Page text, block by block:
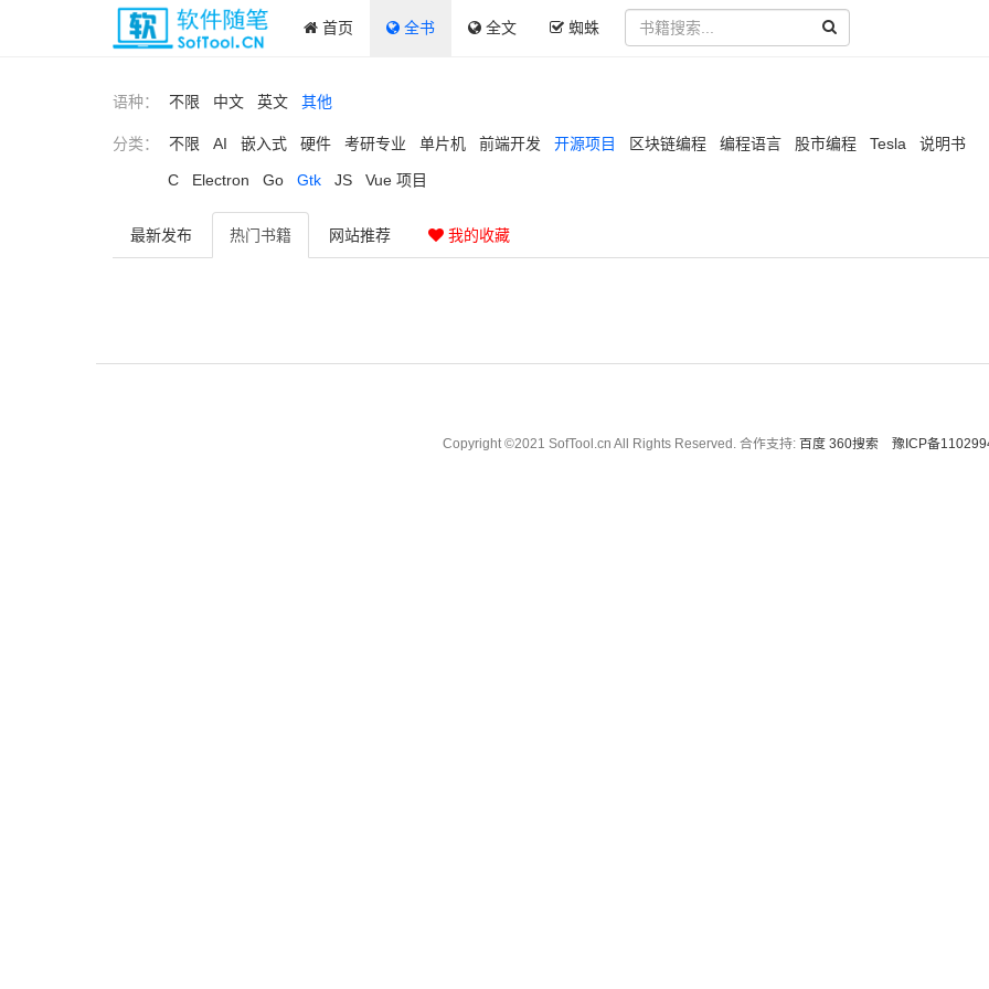
首页 全书 全文 蜘蛛
语种： 不限 中文 英文 其他
分类： 不限 AI 嵌入式 硬件 考研专业 单片机 前端开发 开源项目 区块链编程 编程语言 股市编程 Tesla 说明书
C Electron Go Gtk JS Vue 项目
最新发布 热门书籍 网站推荐 我的收藏
Copyright ©2021 SofTool.cn All Rights Reserved. 合作支持: 百度 360搜索 豫ICP备